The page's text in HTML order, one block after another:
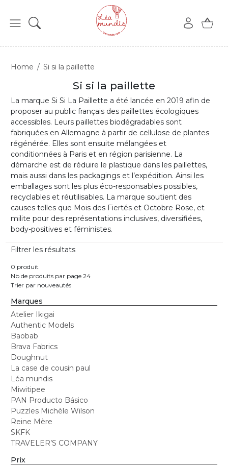
Home Si si la paillette
Si si la paillette
La marque Si Si La Paillette a été lancée en 2019 afin de
proposer au public français des paillettes écologiques
accessibles. Leurs paillettes biodégradables sont
fabriquées en Allemagne à partir de cellulose de plantes
régénérée. Elles sont ensuite mélangées et
conditionnées à Paris et en région parisienne. La
démarche est de réduire le plastique dans les paillettes,
mais aussi dans les packagings et l’expédition. Ainsi les
emballages sont les plus éco-responsables possibles,
recyclables et réutilisables. La marque soutient des
causes telles que Mois des Fiertés et Octobre Rose, et
milite pour des représentations inclusives, diversifiées,
body-positives et féministes.
Filtrer les résultats
0 produit
Nb de produits par page 24
Trier par nouveautés
Marques
Atelier Ikigai
Authentic Models
Baobab
Brava Fabrics
Doughnut
La case de cousin paul
Léa mundis
Miwitipee
PAN Producto Básico
Puzzles Michèle Wilson
Reine Mère
SKFK
TRAVELER’S COMPANY
Prix